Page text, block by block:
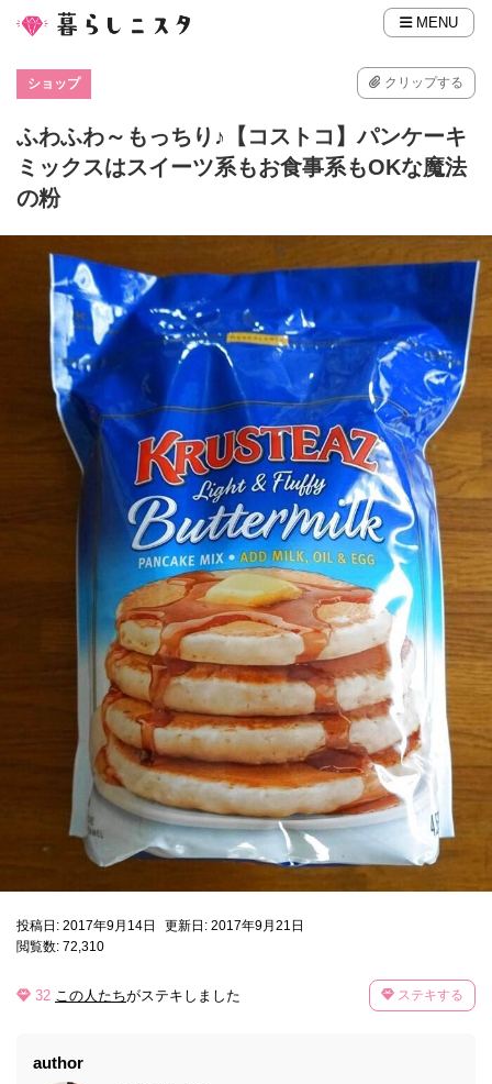
MENU
ショップ クリップする
ふわふわ～もっちり♪【コストコ】パンケーキ
ミックスはスイーツ系もお食事系もOKな魔法
の粉
投稿日: 2017年9月14日
更新日: 2017年9月21日
閲覧数: 72,310
32 この人たちがステキしました ステキする
author